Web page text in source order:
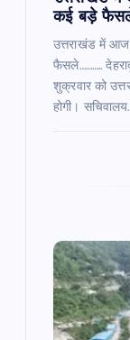
कई बड़े
उत्तराखंड में
फैसले………..
शुक्रवार को
होगी।